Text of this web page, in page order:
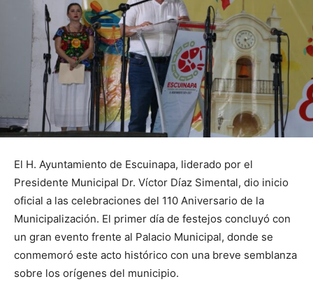
El H. Ayuntamiento de Escuinapa, liderado por el
Presidente Municipal Dr. Víctor Díaz Simental, dio inicio
oficial a las celebraciones del 110 Aniversario de la
Municipalización. El primer día de festejos concluyó con
un gran evento frente al Palacio Municipal, donde se
conmemoró este acto histórico con una breve semblanza
sobre los orígenes del municipio.